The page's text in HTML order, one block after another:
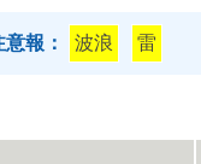
報： 波浪 雷